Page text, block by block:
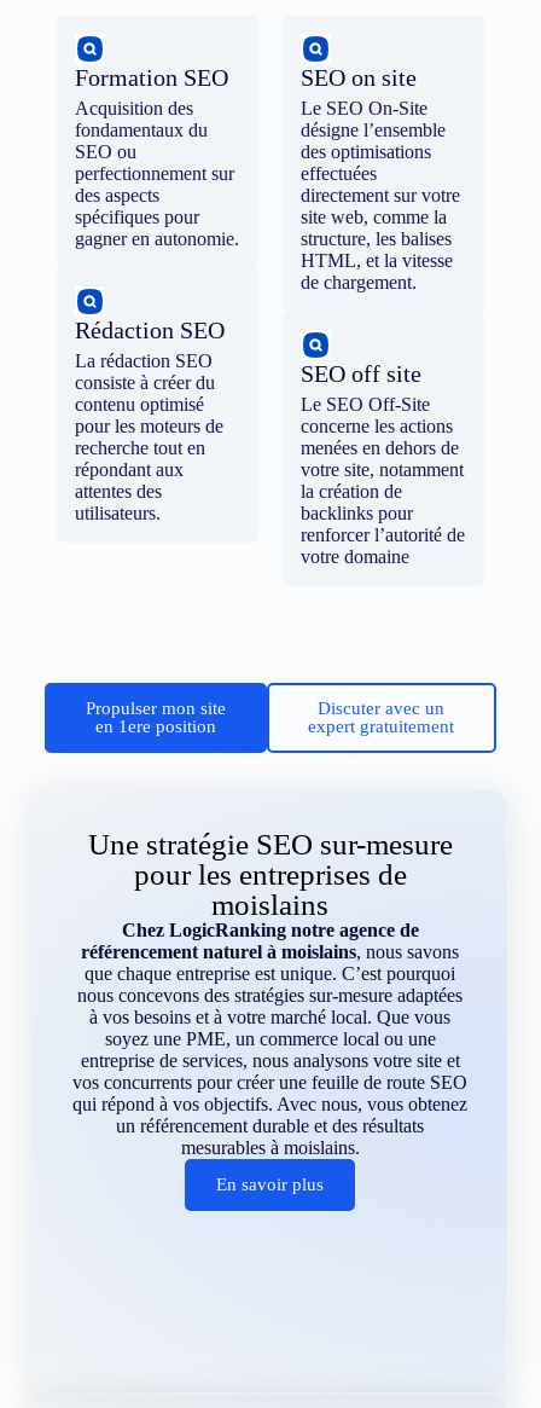
Formation SEO
Acquisition des
fondamentaux du
SEO ou
perfectionnement sur
des aspects
spécifiques pour
gagner en autonomie.
Rédaction SEO
La rédaction SEO
consiste à créer du
contenu optimisé
pour les moteurs de
recherche tout en
répondant aux
attentes des
utilisateurs.
SEO on site
Le SEO On-Site
désigne l’ensemble
des optimisations
effectuées
directement sur votre
site web, comme la
structure, les balises
HTML, et la vitesse
de chargement.
SEO off site
Le SEO Off-Site
concerne les actions
menées en dehors de
votre site, notamment
la création de
backlinks pour
renforcer l’autorité de
votre domaine
Propulser mon site
en 1ere position
Discuter avec un
expert gratuitement
Une stratégie SEO sur-mesure
pour les entreprises de
moislains
Chez LogicRanking notre agence de
référencement naturel à moislains, nous savons
que chaque entreprise est unique. C’est pourquoi
nous concevons des stratégies sur-mesure adaptées
à vos besoins et à votre marché local. Que vous
soyez une PME, un commerce local ou une
entreprise de services, nous analysons votre site et
vos concurrents pour créer une feuille de route SEO
qui répond à vos objectifs. Avec nous, vous obtenez
un référencement durable et des résultats
mesurables à moislains.
En savoir plus